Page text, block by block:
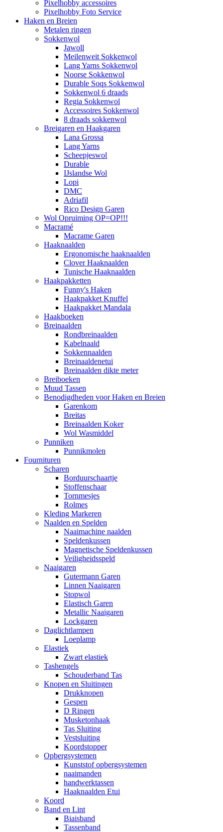
Pixelhobby accessoires
Pixelhobby Foto Service
Haken en Breien
Metalen ringen
Sokkenwol
Jawoll
Meilenweit Sokkenwol
Lang Yarns Sokkenwol
Noorse Sokkenwol
Durable Soqs Sokkenwol
Sokkenwol 6 draads
Regia Sokkenwol
Accessoires Sokkenwol
8 draads sokkenwol
Breigaren en Haakgaren
Lana Grossa
Lang Yarns
Scheepjeswol
Durable
IJslandse Wol
Lopi
DMC
Adriafil
Rico Design Garen
Wol Opruiming OP=OP!!!
Macramé
Macrame Garen
Haaknaalden
Ergonomische haaknaalden
Clover Haaknaalden
Tunische Haaknaalden
Haakpakketten
Funny's Haken
Haakpakket Knuffel
Haakpakket Mandala
Haakboeken
Breinaalden
Rondbreinaalden
Kabelnaald
Sokkennaalden
Breinaaldenetui
Breinaalden dikte meter
Breiboeken
Muud Tassen
Benodigdheden voor Haken en Breien
Garenkom
Breitas
Breinaalden Koker
Wol Wasmiddel
Punniken
Punnikmolen
Fournituren
Scharen
Borduurschaartje
Stoffenschaar
Tornmesjes
Rolmes
Kleding Markeren
Naalden en Spelden
Naaimachine naalden
Speldenkussen
Magnetische Speldenkussen
Veiligheidsspeld
Naaigaren
Gutermann Garen
Linnen Naaigaren
Stopwol
Elastisch Garen
Metallic Naaigaren
Lockgaren
Daglichtlampen
Loeplamp
Elastiek
Zwart elastiek
Tashengels
Schouderband Tas
Knopen en Sluitingen
Drukknopen
Gespen
D Ringen
Musketonhaak
Tas Sluiting
Vestsluiting
Koordstopper
Opbergsystemen
Kunststof opbergsystemen
naaimanden
handwerktassen
Haaknaalden Etui
Koord
Band en Lint
Biaisband
Tassenband